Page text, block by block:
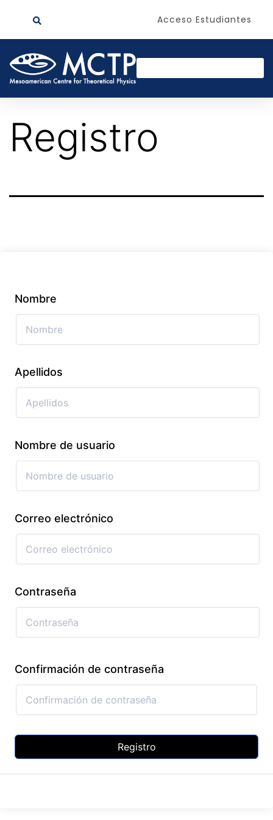
Acceso Estudiantes
Registro
Nombre
Apellidos
Nombre de usuario
Correo electrónico
Contraseña
Confirmación de contraseña
Registro